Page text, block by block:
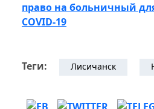
право на больничный
COVID-19
Теги: Лисичанск